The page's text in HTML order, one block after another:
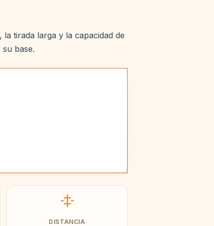
tirada larga y la capacidad de
base.
DISTANCIA